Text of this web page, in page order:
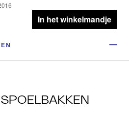
In het winkelmandje